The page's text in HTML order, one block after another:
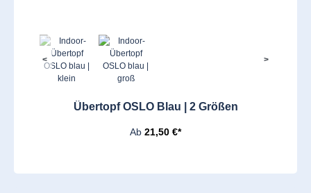
< >
Übertopf OSLO Blau | 2 Größen
Ab 21,50 €*